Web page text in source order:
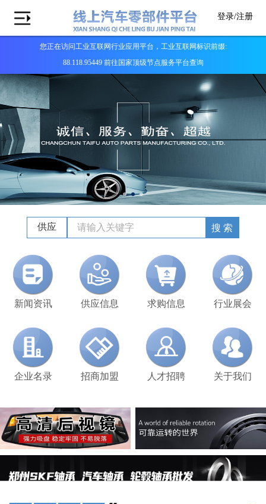
登录/注册
您正在访问工业互联网行业应用平台，工业互联网标识前缀:
88.118.95449 前往国家顶级节点服务平台查询
供应 搜 索
新闻资讯 供应信息 求购信息 行业展会
企业名录 招商加盟 人才招聘 关于我们